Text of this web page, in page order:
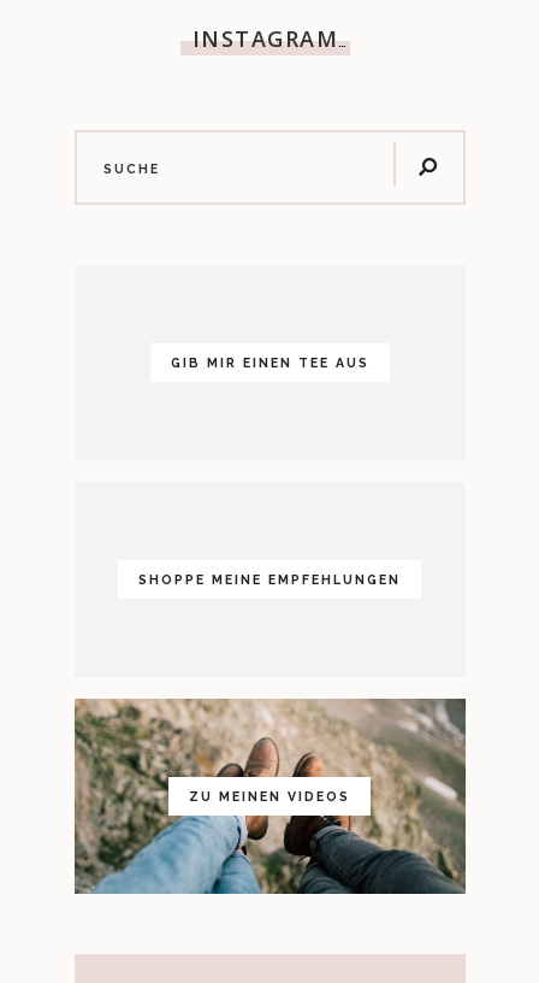
INSTAGRAM…
GIB MIR EINEN TEE AUS
SHOPPE MEINE EMPFEHLUNGEN
ZU MEINEN VIDEOS